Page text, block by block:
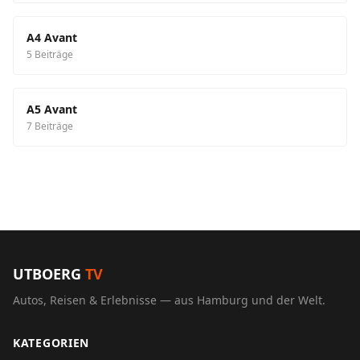
A4 Avant
5 Beiträge
A5 Avant
7 Beiträge
UTBOERG TV
Autos, Reisen & Erlebnisse — aus Hamburg und der Welt.
KATEGORIEN